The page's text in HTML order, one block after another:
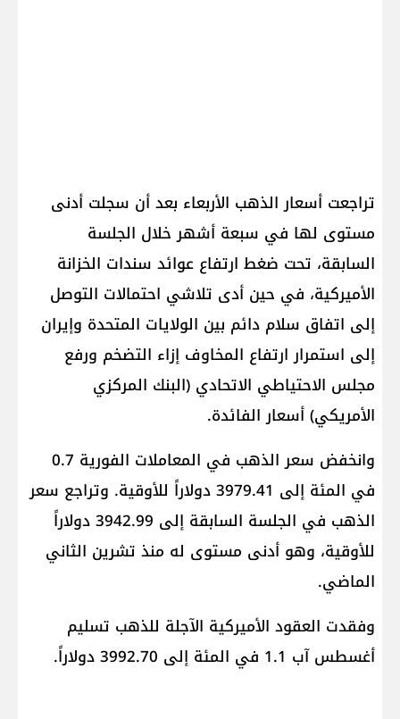
تراجعت ‌أسعار الذهب الأربعاء بعد أن سجلت أدنى
مستوى ⁠لها في سبعة أشهر خلال الجلسة
السابقة، تحت ضغط ارتفاع عوائد سندات الخزانة
الأميركية، في حين أدى تلاشي احتمالات التوصل
إلى اتفاق سلام دائم بين الولايات المتحدة وإيران
إلى استمرار ارتفاع المخاوف إزاء التضخم ورفع
مجلس الاحتياطي الاتحادي (البنك المركزي
الأمريكي) أسعار الفائدة.
وانخفض سعر الذهب في المعاملات الفورية 0.7
في المئة إلى 3979.41 دولاراً للأوقية. وتراجع سعر
الذهب في الجلسة السابقة إلى 3942.99 دولاراً
للأوقية، وهو أدنى مستوى له منذ ​تشرين الثاني
الماضي.
وفقدت ‌العقود الأميركية الآجلة للذهب تسليم
أغسطس آب 1.1 في المئة إلى 3992.70 دولاراً.